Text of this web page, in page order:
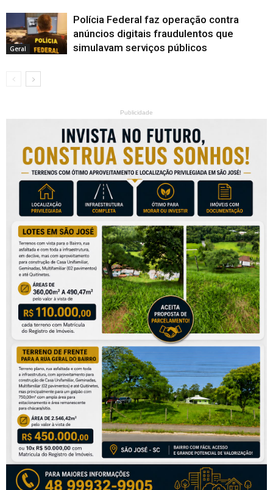
Geral
Polícia Federal faz operação contra
anúncios digitais fraudulentos que
simulavam serviços públicos
Publicidade